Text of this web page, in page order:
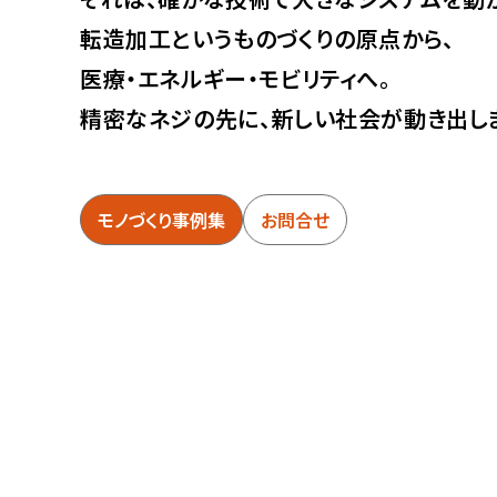
転造加工というものづくりの原点から、
医療・エネルギー・モビリティへ。
精密なネジの先に、新しい社会が動き出し
モノづくり事例集 お問合せ